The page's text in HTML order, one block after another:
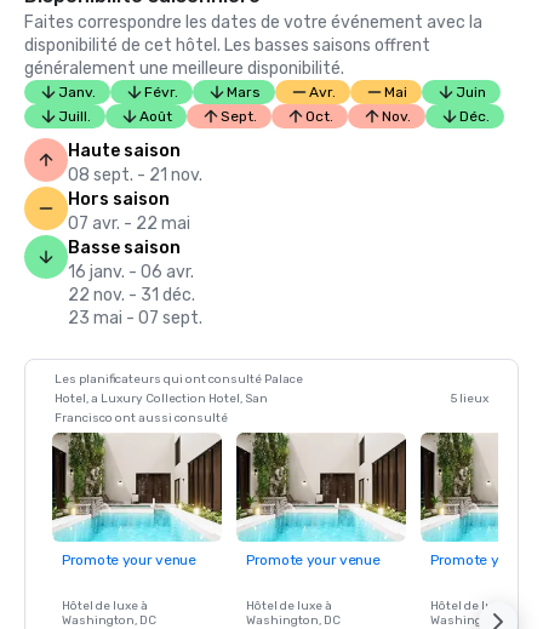
Faites correspondre les dates de votre événement avec la
disponibilité de cet hôtel. Les basses saisons offrent
généralement une meilleure disponibilité.
Janv. Févr. Mars Avr. Mai
Juin
Juill.
Août Sept. Oct. Nov. Déc.
Haute saison
08 sept. - 21 nov.
Hors saison
07 avr. - 22 mai
Basse saison
16 janv. - 06 avr.
22 nov. - 31 déc.
23 mai - 07 sept.
Les planificateurs qui ont consulté Palace
Hotel, a Luxury Collection Hotel, San
Francisco ont aussi consulté
5 lieux
Promote your venue
Hôtel de luxe à
Washington, DC
Promote your venue
Hôtel de luxe à
Washington, DC
Promote your
Hôtel de luxe à
Washington